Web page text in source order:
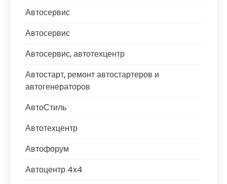
Автосервис
Автосервис
Автосервис, автотехцентр
Автостарт, ремонт автостартеров и
автогенераторов
АвтоСтиль
Автотехцентр
Автофорум
Автоцентр 4х4